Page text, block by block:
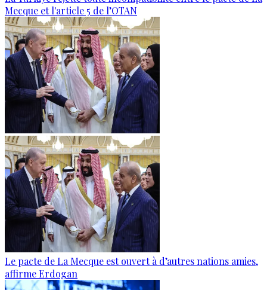
Mecque et l'article 5 de l’OTAN
Le pacte de La Mecque est ouvert à d’autres nations amies,
affirme Erdogan